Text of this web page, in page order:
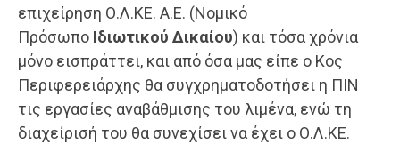
επιχείρηση Ο.Λ.ΚΕ. Α.Ε. (Νομικό
Πρόσωπο Ιδιωτικού Δικαίου) και τόσα χρόνια
μόνο εισπράττει, και από όσα μας είπε ο Κος
Περιφερειάρχης θα συγχρηματοδοτήσει η ΠΙΝ
τις εργασίες αναβάθμισης του λιμένα, ενώ τη
διαχείρισή του θα συνεχίσει να έχει ο Ο.Λ.ΚΕ.